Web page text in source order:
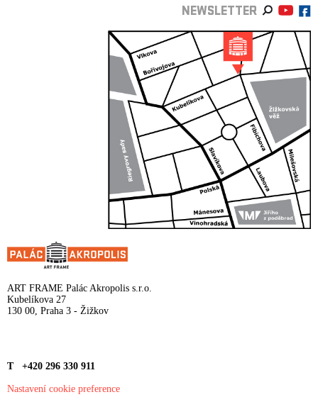
NEWSLETTER
ART FRAME Palác Akropolis s.r.o.
Kubelíkova 27
130 00, Praha 3 - Žižkov
T +420 296 330 911
Nastavení cookie preference